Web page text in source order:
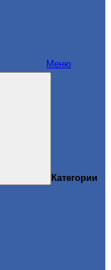
Меню
Категории